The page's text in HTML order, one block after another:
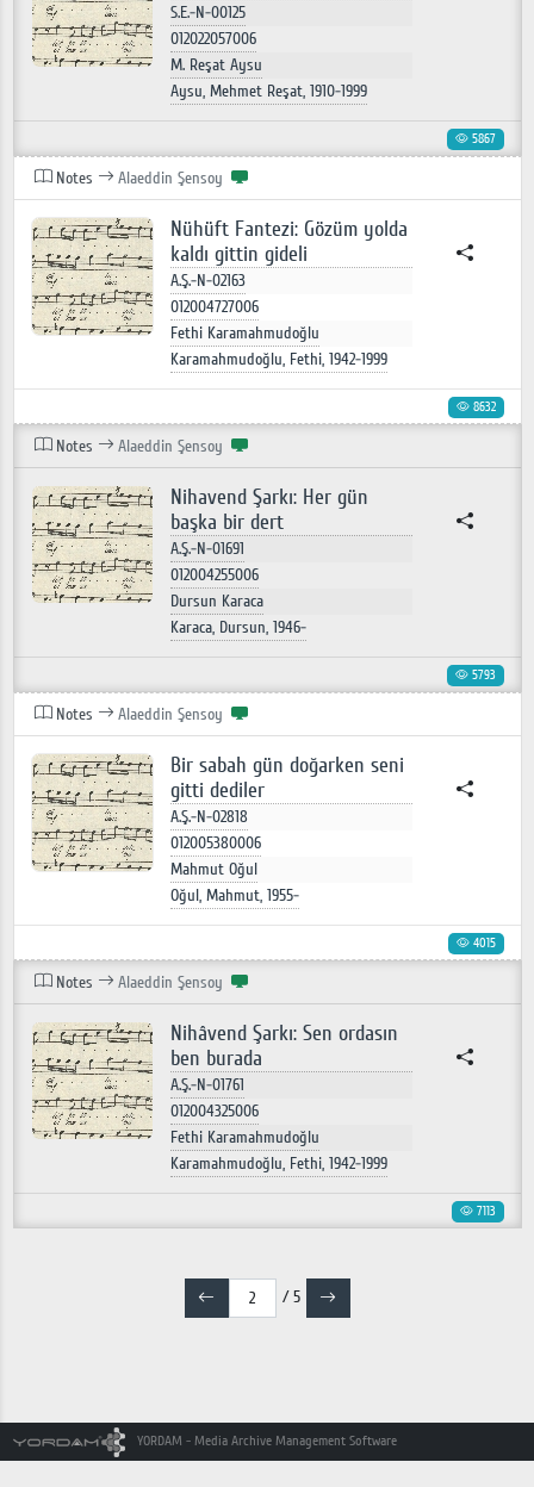
S.E.-N-00125
012022057006
M. Reşat Aysu
Aysu, Mehmet Reşat, 1910-1999
5867
Notes Alaeddin Şensoy
Nühüft Fantezi: Gözüm yolda
kaldı gittin gideli
A.Ş.-N-02163
012004727006
Fethi Karamahmudoğlu
Karamahmudoğlu, Fethi, 1942-1999
8632
Notes Alaeddin Şensoy
Nihavend Şarkı: Her gün
başka bir dert
A.Ş.-N-01691
012004255006
Dursun Karaca
Karaca, Dursun, 1946-
5793
Notes Alaeddin Şensoy
Bir sabah gün doğarken seni
gitti dediler
A.Ş.-N-02818
012005380006
Mahmut Oğul
Oğul, Mahmut, 1955-
4015
Notes Alaeddin Şensoy
Nihâvend Şarkı: Sen ordasın
ben burada
A.Ş.-N-01761
012004325006
Fethi Karamahmudoğlu
Karamahmudoğlu, Fethi, 1942-1999
7113
/ 5
YORDAM - Media Archive Management Software